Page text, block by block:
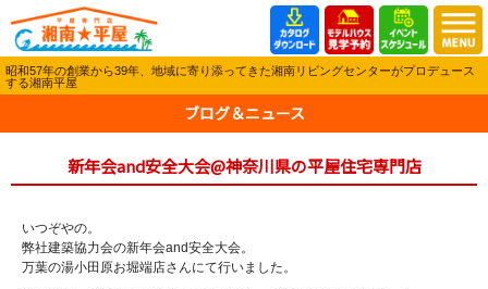
昭和57年の創業から39年、地域に寄り添ってきた湘南リビングセンターがプロデュース
する湘南平屋
ブログ＆ニュース
新年会and安全大会@神奈川県の平屋住宅専門店
いつぞやの。
弊社建築協力会の新年会and安全大会。
万葉の湯小田原お堀端店さんにて行いました。